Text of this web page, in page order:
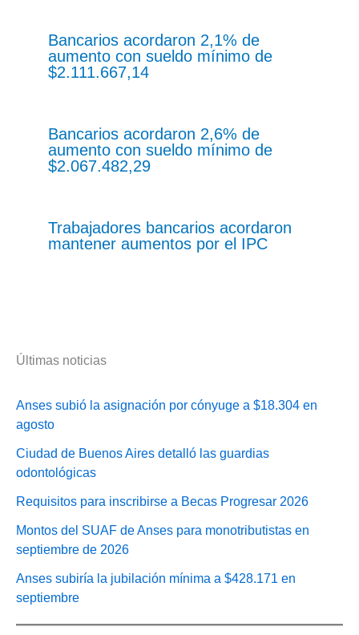
Bancarios acordaron 2,1% de
aumento con sueldo mínimo de
$2.111.667,14
Bancarios acordaron 2,6% de
aumento con sueldo mínimo de
$2.067.482,29
Trabajadores bancarios acordaron
mantener aumentos por el IPC
Últimas noticias
Anses subió la asignación por cónyuge a $18.304 en
agosto
Ciudad de Buenos Aires detalló las guardias
odontológicas
Requisitos para inscribirse a Becas Progresar 2026
Montos del SUAF de Anses para monotributistas en
septiembre de 2026
Anses subiría la jubilación mínima a $428.171 en
septiembre